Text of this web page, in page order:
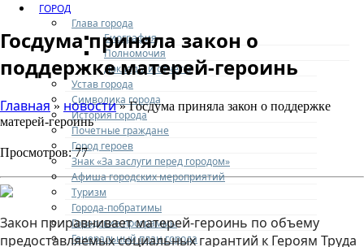
ГОРОД
Глава города
Биография
Полномочия
Доклады и отчеты
Устав города
Символика города
История города
Почетные граждане
Город героев
Знак «За заслуги перед городом»
Афиша городских мероприятий
Туризм
Города-побратимы
Городские программы
Генеральный план города
Госдума приняла закон о
поддержке матерей-героинь
Главная» новости» Госдума приняла закон о поддержке
матерей-героинь
Просмотров: 77
Закон приравнивает матерей-героинь по объему
предоставляемых социальных гарантий к Героям Труда